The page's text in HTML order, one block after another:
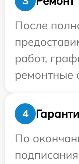
После
работ,
ремонтные
4
По